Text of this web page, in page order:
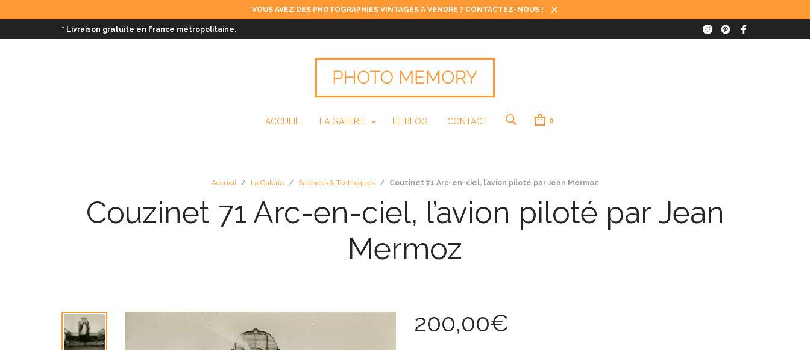
VOUS AVEZ DES PHOTOGRAPHIES VINTAGES A VENDRE ? CONTACTEZ-NOUS !
* Livraison gratuite en France métropolitaine.
ACCUEIL LA GALERIE LE BLOG CONTACT 0
Accueil / La Galerie / Sciences & Techniques / Couzinet 71 Arc-en-ciel, l’avion piloté par Jean Mermoz
Couzinet 71 Arc-en-ciel, l’avion piloté par Jean
Mermoz
200,00€